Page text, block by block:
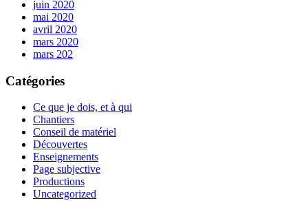
juin 2020
mai 2020
avril 2020
mars 2020
mars 202
Catégories
Ce que je dois, et à qui
Chantiers
Conseil de matériel
Découvertes
Enseignements
Page subjective
Productions
Uncategorized